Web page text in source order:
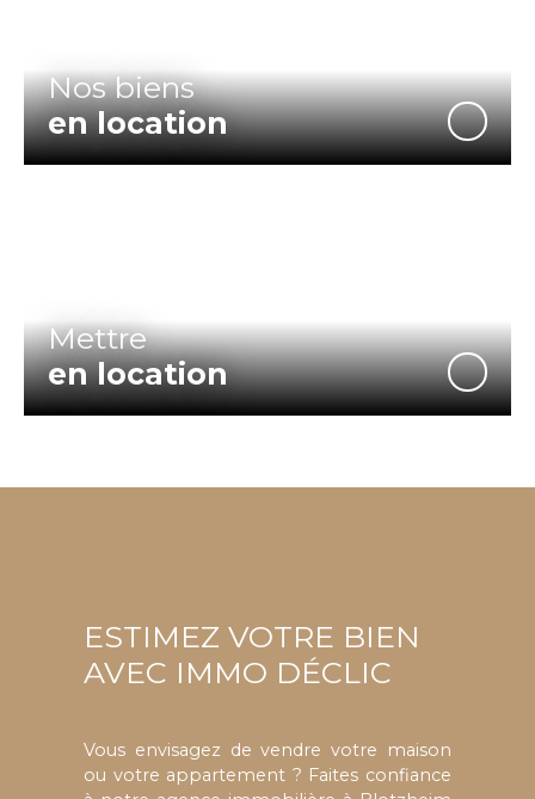
Nos biens
en location
Mettre
en location
ESTIMEZ VOTRE BIEN
AVEC IMMO DÉCLIC
Vous envisagez de vendre votre maison
ou votre appartement ? Faites confiance